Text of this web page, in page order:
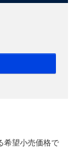
希望小売価格で